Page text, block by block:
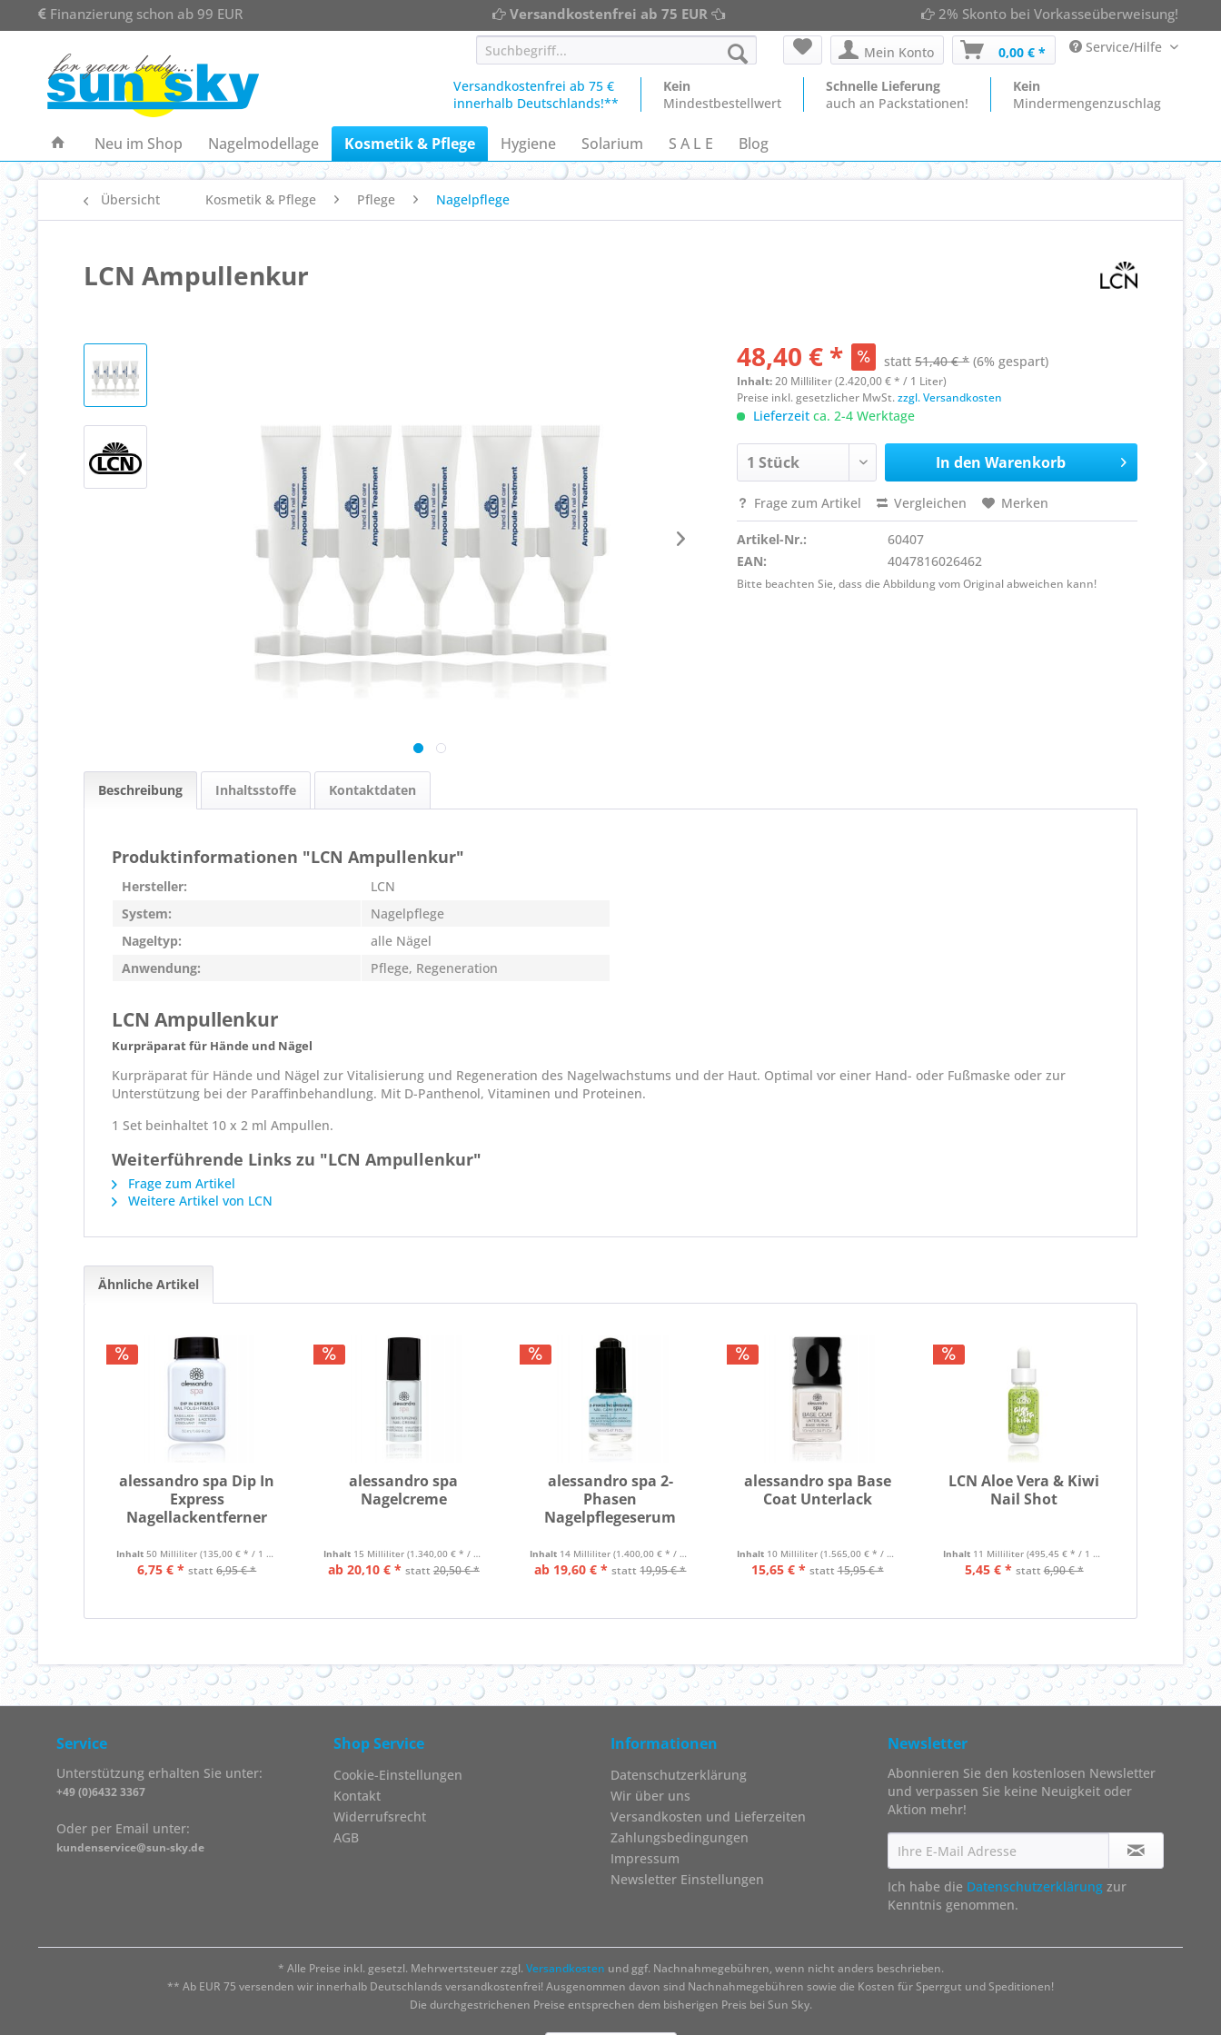
Finanzierung schon ab 99 EUR Versandkostenfrei ab 75 EUR 2% Skonto bei Vorkasseüberweisung!
Mein Konto 0,00 € * Service/Hilfe
Versandkostenfrei ab 75 €
innerhalb Deutschlands!**
Kein
Mindestbestellwert
Schnelle Lieferung
auch an Packstationen!
Kein
Mindermengenzuschlag
Neu im Shop Nagelmodellage Kosmetik & Pflege Hygiene Solarium S A L E Blog
Übersicht Kosmetik & Pflege Pflege Nagelpflege
LCN Ampullenkur
48,40 € * statt51,40 € * (6% gespart)
Inhalt:20 Milliliter (2.420,00 € * / 1 Liter)
Preise inkl. gesetzlicher MwSt.zzgl. Versandkosten
Lieferzeit ca. 2-4 Werktage
In den Warenkorb
Frage zum Artikel Vergleichen Merken
Artikel-Nr.:
60407
EAN:
4047816026462
Bitte beachten Sie, dass die Abbildung vom Original abweichen kann!
Beschreibung Inhaltsstoffe Kontaktdaten
Produktinformationen "LCN Ampullenkur"
Hersteller:
LCN
System:
Nagelpflege
Nageltyp:
alle Nägel
Anwendung:
Pflege, Regeneration
LCN Ampullenkur
Kurpräparat für Hände und Nägel
Kurpräparat für Hände und Nägel zur Vitalisierung und Regeneration des Nagelwachstums und der Haut. Optimal vor einer Hand- oder Fußmaske oder zur
Unterstützung bei der Paraffinbehandlung. Mit D-Panthenol, Vitaminen und Proteinen.
1 Set beinhaltet 10 x 2 ml Ampullen.
Weiterführende Links zu "LCN Ampullenkur"
Frage zum Artikel
Weitere Artikel von LCN
Ähnliche Artikel
alessandro spa Dip In
Express
Nagellackentferner
Inhalt 50 Milliliter (135,00 € * / 1 Liter)
6,75 € * statt6,95 € *
alessandro spa
Nagelcreme
Inhalt 15 Milliliter (1.340,00 € * / 1 Liter)
ab 20,10 € * statt 20,50 € *
alessandro spa 2-
Phasen
Nagelpflegeserum
Inhalt 14 Milliliter(1.400,00 € * / 1 Liter)
ab 19,60 € * statt19,95 € *
alessandro spa Base
Coat Unterlack
Inhalt 10 Milliliter (1.565,00 € * / 1 Liter)
15,65 € * statt15,95 € *
LCN Aloe Vera & Kiwi
Nail Shot
Inhalt 11 Milliliter(495,45 € * / 1 Liter)
5,45 € * statt6,90 € *
Service
Unterstützung erhalten Sie unter:
+49 (0)6432 3367
Oder per Email unter:
kundenservice@sun-sky.de
Shop Service
Cookie-Einstellungen
Kontakt
Widerrufsrecht
AGB
Informationen
Datenschutzerklärung
Wir über uns
Versandkosten und Lieferzeiten
Zahlungsbedingungen
Impressum
Newsletter Einstellungen
Newsletter
Abonnieren Sie den kostenlosen Newsletter
und verpassen Sie keine Neuigkeit oder
Aktion mehr!
Ich habe die Datenschutzerklärung zur
Kenntnis genommen.
* Alle Preise inkl. gesetzl. Mehrwertsteuer zzgl. Versandkosten und ggf. Nachnahmegebühren, wenn nicht anders beschrieben.
** Ab EUR 75 versenden wir innerhalb Deutschlands versandkostenfrei! Ausgenommen davon sind Nachnahmegebühren sowie die Kosten für Sperrgut und Speditionen!
Die durchgestrichenen Preise entsprechen dem bisherigen Preis bei Sun Sky.